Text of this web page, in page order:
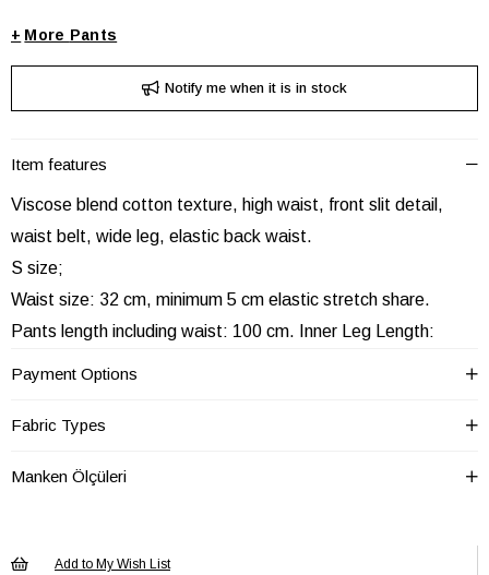
+ Pants
Notify me when it is in stock
Item features
Viscose blend cotton texture, high waist, front slit detail,
waist belt, wide leg, elastic back waist.
S size;
Waist size: 32 cm, minimum 5 cm elastic stretch share.
Pants length including waist: 100 cm. Inner Leg Length:
Waist size: 34 cm, at least 5 cm elastic stretch.
cm / Leg Width: 38 cm
Waist size: 36 cm, at least 5 cm elasticity.
Payment Options
Fabric Types
Manken Ölçüleri
Add to My Wish List